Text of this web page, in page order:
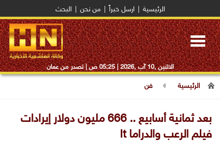
الرئيسية ارسل خبراً من نحن البحث
Toggle
navigation
الاثنين ,10 آب ,2026 | 05:25 ص | تصدر من عمان
الرئيسية فن
بعد ثمانية أسابيع .. 666 مليون دولار إيرادات
فيلم الرعب والدراما It